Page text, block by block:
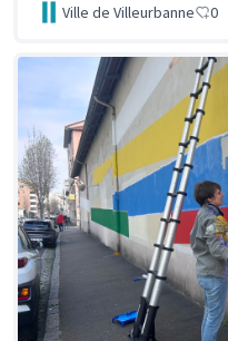
Ville de Villeurbanne 0